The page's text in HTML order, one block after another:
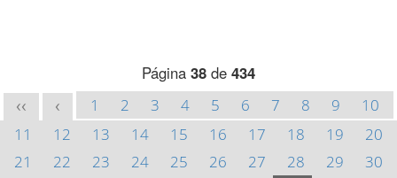
Página 38 de 434
<< < 1 2 3 4 5 6 7 8 9
10
11
12 13 14 15 16 17 18 19
20
21
22 23 24 25 26 27 28 29
30